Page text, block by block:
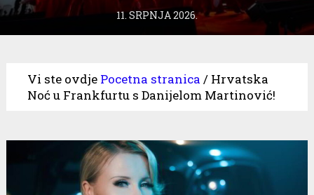
11. SRPNJA 2026.
Vi ste ovdje Pocetna stranica / Hrvatska
Noć u Frankfurtu s Danijelom Martinović!